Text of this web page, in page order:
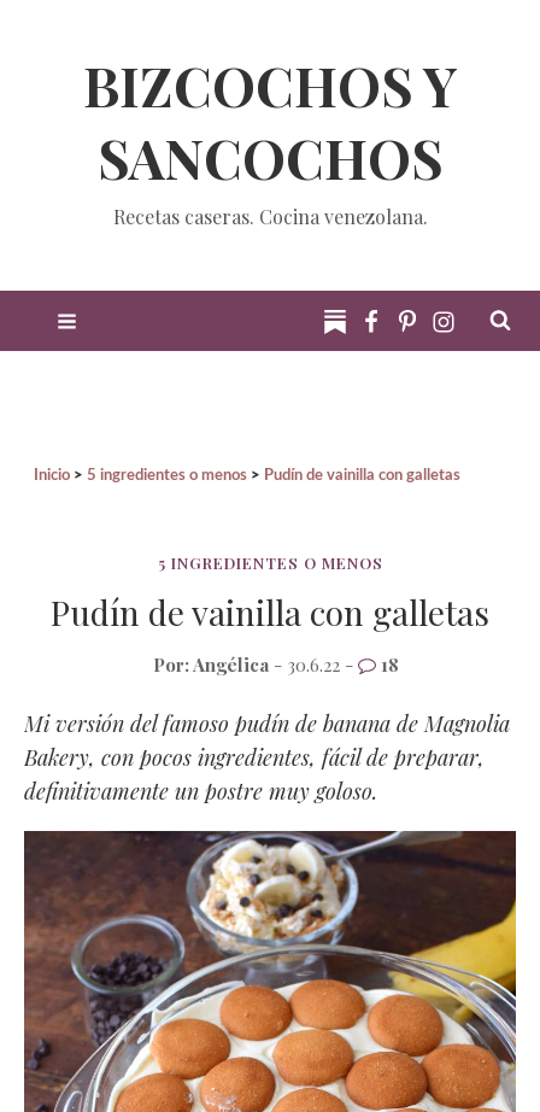
BIZCOCHOS Y
SANCOCHOS
Recetas caseras. Cocina venezolana.
Inicio 5 ingredientes o menos Pudín de vainilla con galletas
5 INGREDIENTES O MENOS
Pudín de vainilla con galletas
Por:Angélica- 30.6.22 - 18
Mi versión del famoso pudín de banana de Magnolia
Bakery, con pocos ingredientes, fácil de preparar,
definitivamente un postre muy goloso.